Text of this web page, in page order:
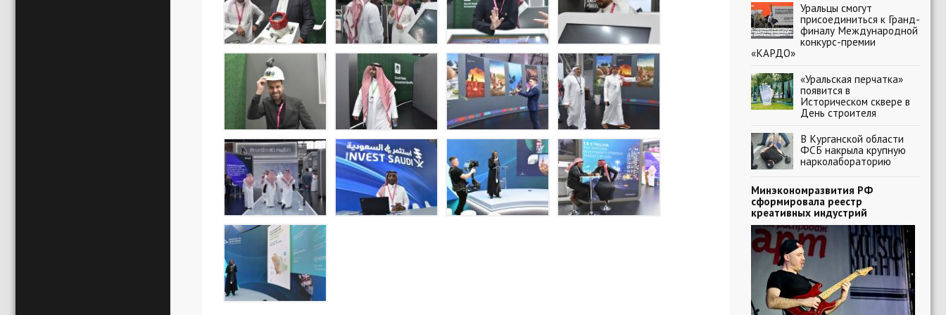
Уральцы смогут
присоединиться к Гранд-
финалу Международной
конкурс-премии
«КАРДО»
«Уральская перчатка»
появится в
Историческом сквере в
День строителя
В Курганской области
ФСБ накрыла крупную
нарколабораторию
Минэкономразвития РФ
сформировала реестр
креативных индустрий